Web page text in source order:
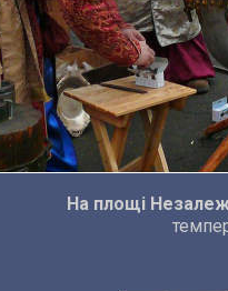
На площі